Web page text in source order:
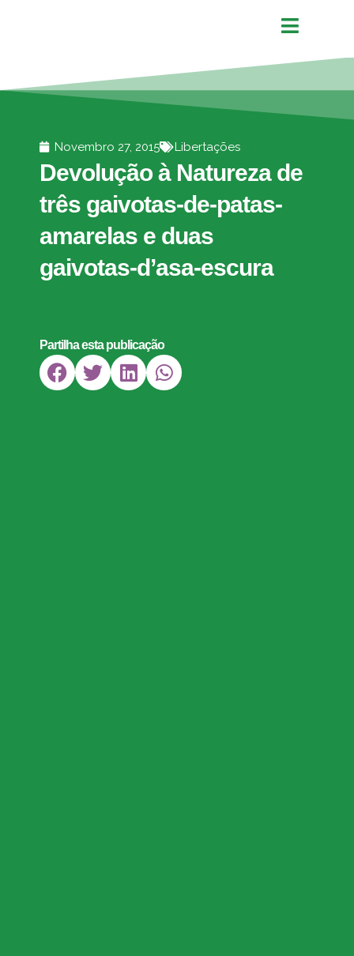
Novembro 27, 2015 Libertações
Devolução à Natureza de
três gaivotas-de-patas-
amarelas e duas
gaivotas-d’asa-escura
Partilha esta publicação